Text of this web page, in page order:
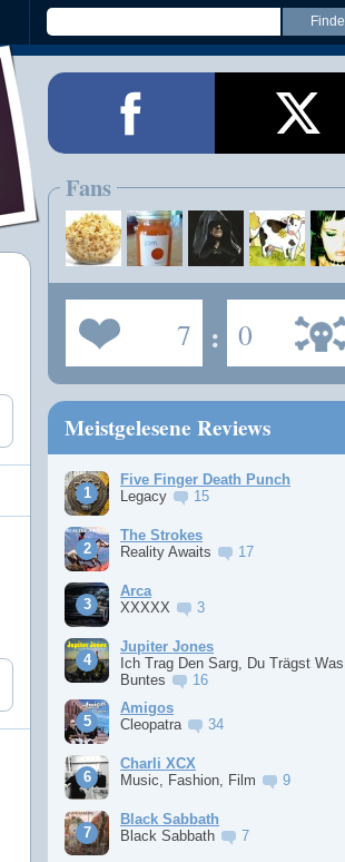
Fans
7 : 0
Meistgelesene Reviews
Five Finger Death Punch
Legacy
15
The Strokes
Reality Awaits
17
Arca
XXXXX
3
Jupiter Jones
Ich Trag Den Sarg, Du Trägst Was
Buntes
16
Amigos
Cleopatra
34
Charli XCX
Music, Fashion, Film
9
Black Sabbath
Black Sabbath
7